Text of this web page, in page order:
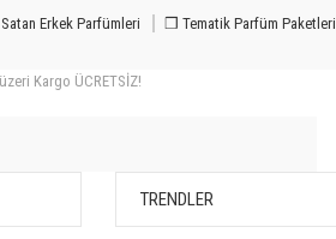
Erkek Parfümleri
❒ Tematik Parfüm Paketleri
Kargo ÜCRETSİZ!
TRENDLER